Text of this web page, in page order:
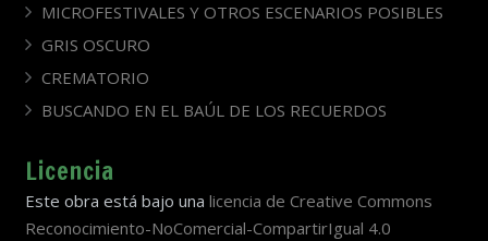
MICROFESTIVALES Y OTROS ESCENARIOS POSIBLES
GRIS OSCURO
CREMATORIO
BUSCANDO EN EL BAÚL DE LOS RECUERDOS
Licencia
Este obra está bajo una licencia de Creative Commons
Reconocimiento-NoComercial-CompartirIgual 4.0